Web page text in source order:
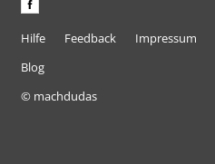
Hilfe Feedback Impressum
Blog
© machdudas